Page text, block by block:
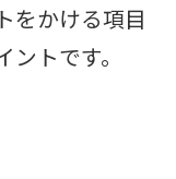
をかける項目
トです。